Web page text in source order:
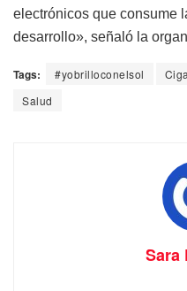
electrónicos que consume
desarrollo», señaló la
Tags: #yobrilloconelsol
Salud
Sara